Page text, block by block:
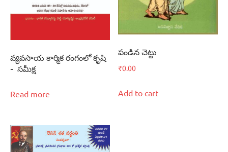
వ్యవసాయ కార్మిక రంగంలో కృషి
– సమీక్ష
Read more
పండిన చెట్టు
₹0.00
Add to cart